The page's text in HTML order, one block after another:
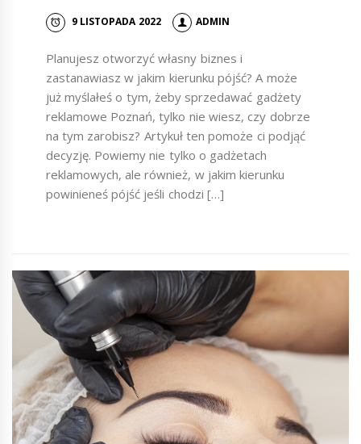
9 LISTOPADA 2022 ADMIN
Planujesz otworzyć własny biznes i
zastanawiasz w jakim kierunku pójść? A może
już myślałeś o tym, żeby sprzedawać gadżety
reklamowe Poznań, tylko nie wiesz, czy dobrze
na tym zarobisz? Artykuł ten pomoże ci podjąć
decyzję. Powiemy nie tylko o gadżetach
reklamowych, ale również, w jakim kierunku
powinieneś pójść jeśli chodzi […]